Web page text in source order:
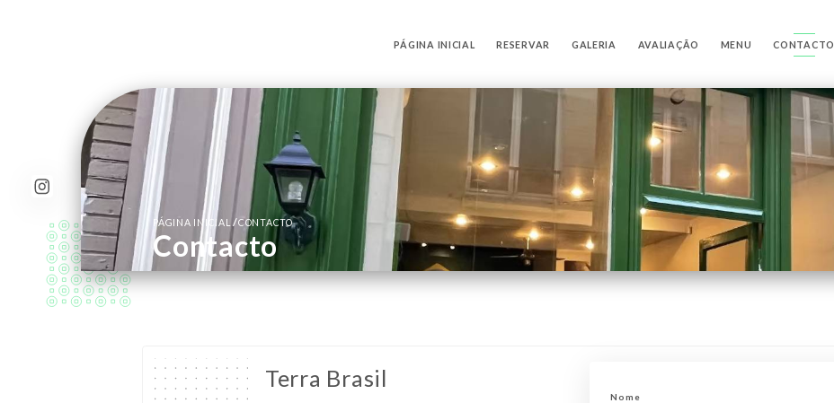
PÁGINA INICIAL RESERVAR GALERIA AVALIAÇÃO MENU CONTACTO
PÁGINA INICIAL/CONTACTO
Contacto
Terra Brasil
Nome